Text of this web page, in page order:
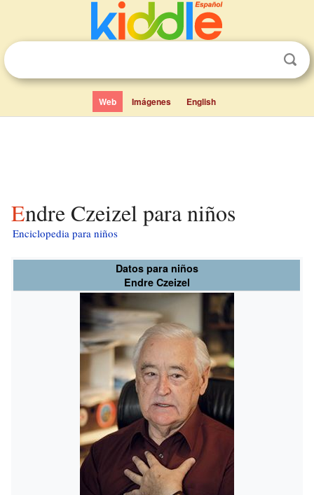
Web Imágenes English
Endre Czeizel para niños
Enciclopedia para niños
Datos para niños
Endre Czeizel